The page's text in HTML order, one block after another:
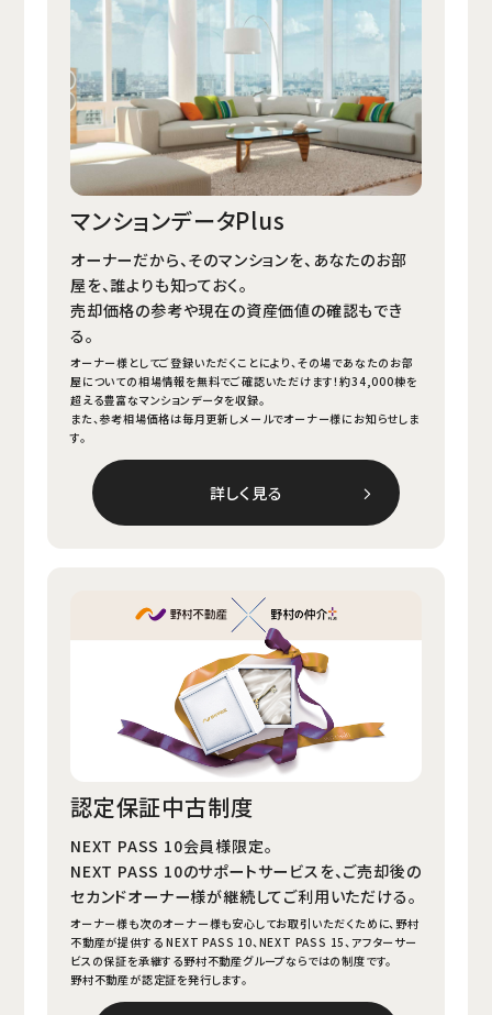
マンションデータPlus
オーナーだから、そのマンションを、あなたのお部
屋を、誰よりも知っておく。
売却価格の参考や現在の資産価値の確認もでき
る。
オーナー様としてご登録いただくことにより、その場であなたのお部
屋についての相場情報を無料でご確認いただけます！約34,000棟を
超える豊富なマンションデータを収録。
また、参考相場価格は毎⽉更新しメールでオーナー様にお知らせしま
す。
詳しく見る
認定保証中古制度
NEXT PASS 10会員様限定。
NEXT PASS 10のサポートサービスを、ご売却後の
セカンドオーナー様が継続してご利用いただける。
オーナー様も次のオーナー様も安心してお取引いただくために、野村
不動産が提供する NEXT PASS 10、NEXT PASS 15、アフターサー
ビスの保証を承継する野村不動産グループならではの制度です。
野村不動産が認定証を発行します。